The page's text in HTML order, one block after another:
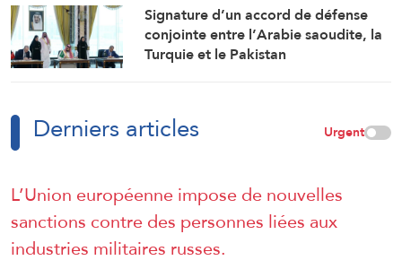
Signature d’un accord de défense
conjointe entre l’Arabie saoudite, la
Turquie et le Pakistan
Derniers articles Urgent
L’Union européenne impose de nouvelles
sanctions contre des personnes liées aux
industries militaires russes.